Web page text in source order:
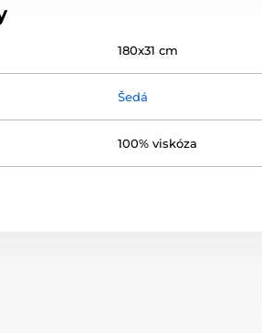
180x31 cm
Šedá
100% viskóza